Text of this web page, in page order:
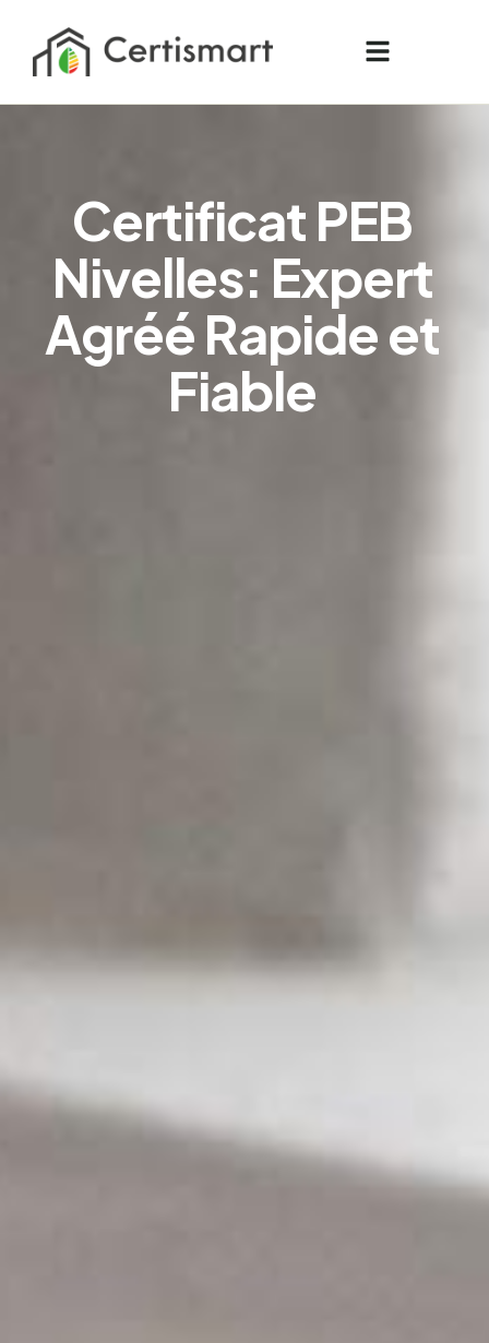
CertificatPEB
Nivelles: Expert
AgrééRapideet
Fiable